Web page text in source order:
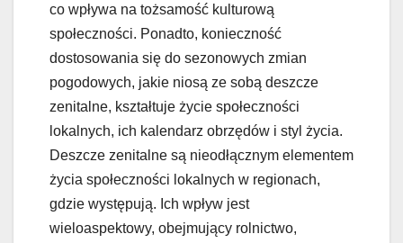
co wpływa na tożsamość kulturową
społeczności. Ponadto, konieczność
dostosowania się do sezonowych zmian
pogodowych, jakie niosą ze sobą deszcze
zenitalne, kształtuje życie społeczności
lokalnych, ich kalendarz obrzędów i styl życia.
Deszcze zenitalne są nieodłącznym elementem
życia społeczności lokalnych w regionach,
gdzie występują. Ich wpływ jest
wieloaspektowy, obejmujący rolnictwo,